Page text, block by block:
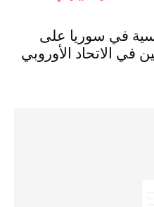
في سوريا على
في الاتحاد الأوروبي